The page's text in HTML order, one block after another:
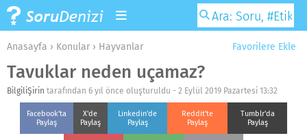
Favorilere Ekle
Anasayfa › Konular › Hayvanlar
Tavuklar neden uçamaz?
BilgiliŞirin tarafından 6 yıl önce oluşturuldu - 2 Eylül 2019 Pazartesi 13:32
Facebook'ta
Paylaş
X'de
Paylaş
Linkedin'de
Paylaş
Reddit'te
Paylaş
Tumblr'da
Paylaş